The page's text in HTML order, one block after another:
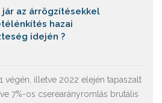
jár az árrögzítésekkel
hazai
idején ?
végén, illetve 2022 elején tapaszalt
7%-os cserearányromlás brutális